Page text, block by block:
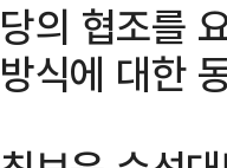
당의 협조를
방식에 대한